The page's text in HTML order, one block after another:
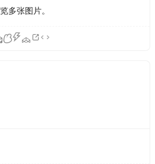
多张图片。